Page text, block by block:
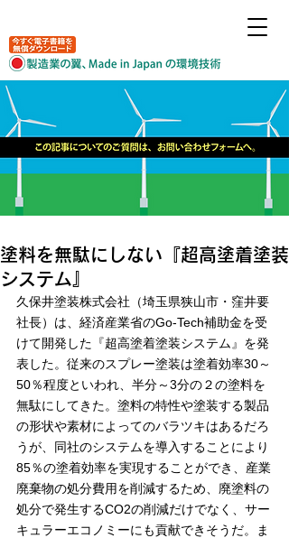
塗料を無駄にしない『超高塗着塗装
システム』
久保井塗装株式会社（埼玉県狭山市・窪井要
社長）は、経済産業省のGo-Tech補助金を受
けて開発した『超高塗着塗装システム』を発
表した。従来のスプレー塗装は塗着効率30～
50％程度といわれ、半分～3分の２の塗料を
無駄にしてきた。塗料の特性や塗装する製品
の形状や素材によってのバラツキはあるだろ
うが、同社のシステムを導入することにより
85％の塗着効率を実現することができ、産業
廃棄物の処分費用を削減するため、廃塗料の
処分で発生するCO2の削減だけでなく、サー
キュラーエコノミーにも貢献できそうだ。ま